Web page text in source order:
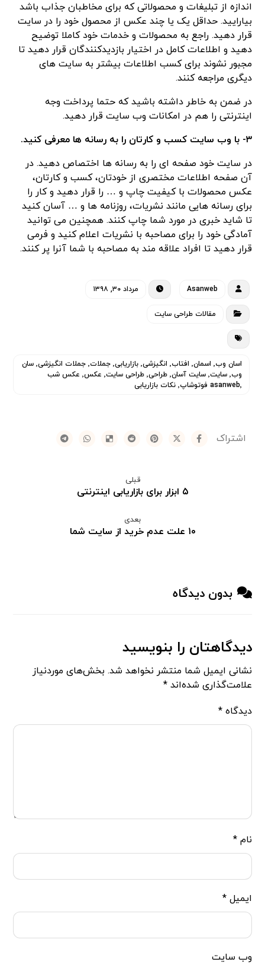
اندازه از تبلیغات و محصولاتی که برای مخاطبان جذاب باشد
بیارایید. حداقل یک یا چند عکس از محصول خود را در سایت
قرار دهید. راجع به محصولات و خدمات خود کاملا توضیح
دهید و اطلاعات کامل در اختیار بازدیدکنندگان قرار دهید تا
مجبور نشوند برای کسب اطلاعات بیشتر به سایت های
دیگری مراجعه کنند.
در ضمن به خاطر داشته باشید که حتما پرداخت وجه
اینترنتی را هم در امکانات وب سایت قرار دهید.
۳- با وب سایت کسب و کارتان را به رسانه ها معرفی کنید.
در سایت خود صفحه ای را به رسانه ها اختصاص دهید. در
آن صفحه اطلاعات مختصری از خودتان، کسب و کارتان،
عکس محصولات با کیفیت چاپ و … را قرار دهید و کار را
برای رسانه هایی مانند نشریات، روزنامه ها و … آسان کنید
تا شاید خبری در مورد شما چاپ کنند. همچنین می توانید
آمادگی خود را برای مصاحبه با نشریات اعلام کنید و فرمی
قرار دهید تا افراد علاقه مند به مصاحبه با شما آنرا پر کنند.
Asanweb مرداد ۳۰, ۱۳۹۸
مقالات طراحی سایت
اسان وب٬ اسمان٬ افتاب٬ انگیزشی٬ بازاریابی٬ جملات٬ جملات انگیزشی٬ سان
وب٬ سایت٬ سایت آسان٬ طراحی٬ طراحی سایت٬ عکس٬ عکس شب
asanweb٬ فوتوشاپ٬ نکات بازاریابی
قبلی
۵ ابزار برای بازاریابی اینترنتی
بعدی
۱۰ علت عدم خرید از سایت شما
بدون دیدگاه
دیدگاهتان را بنویسید
نشانی ایمیل شما منتشر نخواهد شد. بخش‌های موردنیاز
علامت‌گذاری شده‌اند*
دیدگاه*
نام*
ایمیل*
وب‌ سایت